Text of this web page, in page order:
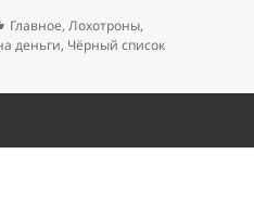
Рубрики
Главное,Лохотроны,
деньги, Чёрный список